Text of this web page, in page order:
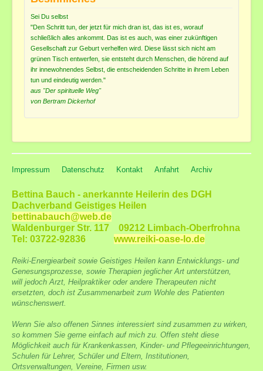
Sei Du selbst
"Den Schritt tun, der jetzt für mich dran ist, das ist es, worauf
schließlich alles ankommt. Das ist es auch, was einer zukünftigen
Gesellschaft zur Geburt verhelfen wird. Diese lässt sich nicht am
grünen Tisch entwerfen, sie entsteht durch Menschen, die hörend auf
ihr innewohnendes Selbst, die entscheidenden Schritte in ihrem Leben
tun und eindeutig werden."
aus "Der spirituelle Weg"
von Bertram Dickerhof
Impressum Datenschutz Kontakt Anfahrt Archiv
Bettina Bauch - anerkannte Heilerin des DGH
Dachverband Geistiges Heilen
bettinabauch@web.de
Waldenburger Str. 117 09212 Limbach-Oberfrohna
Tel: 03722-92836 www.reiki-oase-lo.de
Reiki-Energiearbeit sowie Geistiges Heilen kann Entwicklungs- und
Genesungsprozesse, sowie Therapien jeglicher Art unterstützen,
will jedoch Arzt, Heilpraktiker oder andere Therapeuten nicht
ersetzten, doch ist Zusammenarbeit zum Wohle des Patienten
wünschenswert.
Wenn Sie also offenen Sinnes interessiert sind zusammen zu wirken,
so kommen Sie gerne einfach auf mich zu. Offen steht diese
Möglichkeit auch für Krankenkassen, Kinder- und Pflegeeinrichtungen,
Schulen für Lehrer, Schüler und Eltern, Institutionen,
Ortsverwaltungen, Vereine, Firmen usw.